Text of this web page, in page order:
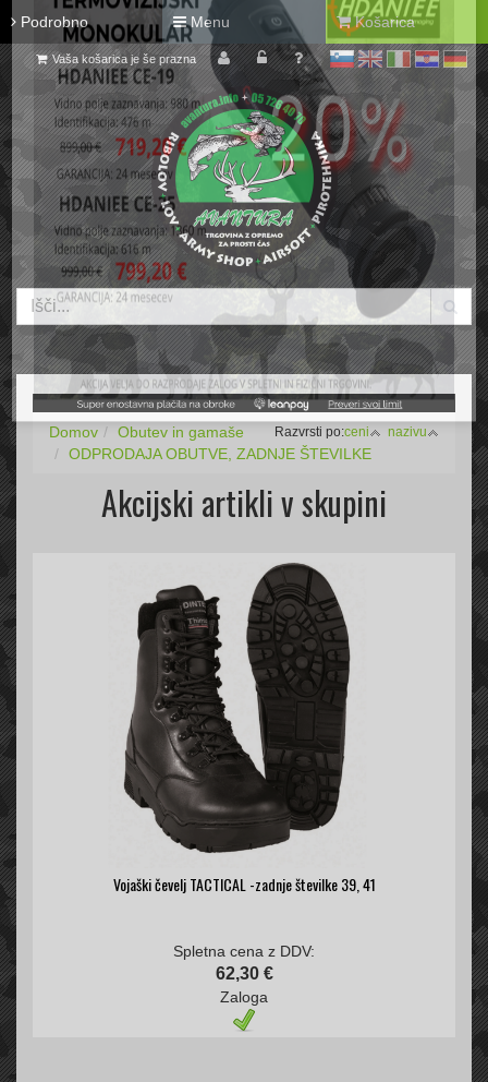
Podrobno Menu Košarica
sl en it hr de
Vaša košarica je še prazna
Domov
Obutev in gamaše
ODPRODAJA OBUTVE, ZADNJE ŠTEVILKE
Akcijski artikli v skupini
Vojaški čevelj TACTICAL -zadnje številke 39, 41
Spletna cena z DDV:
62,30 €
Zaloga
Razvrsti po:ceni nazivu